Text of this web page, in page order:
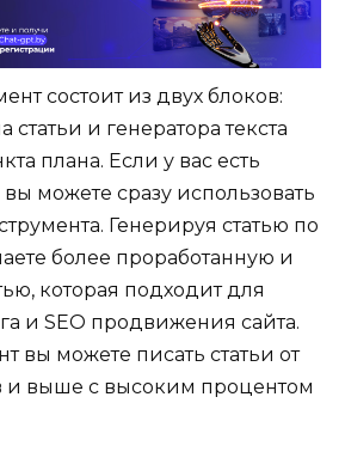
состоит из двух блоков:
статьи и генератора текста
плана. Если у вас есть
вы можете сразу использовать
Генерируя статью по
более проработанную и
которая подходит для
и SEO продвижения сайта.
вы можете писать статьи от
и выше с высоким процентом